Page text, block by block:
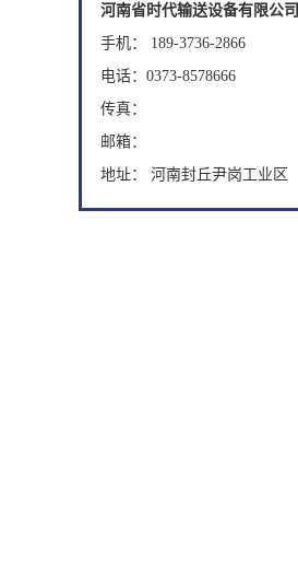
河南省时代输送设备有限公司
手机： 189-3736-2866
电话：0373-8578666
传真：
邮箱：
地址： 河南封丘尹岗工业区